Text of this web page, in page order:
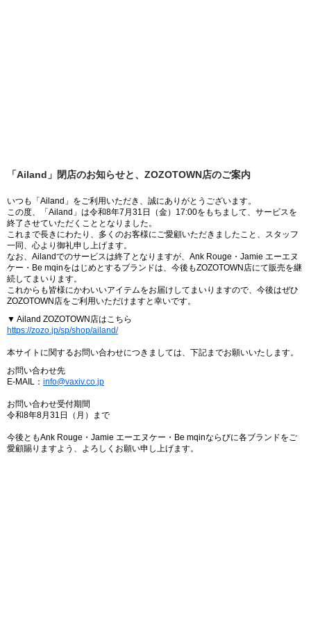
「Ailand」閉店のお知らせと、ZOZOTOWN店のご案内
いつも「Ailand」をご利用いただき、誠にありがとうございます。
この度、「Ailand」は令和8年7月31日（金）17:00をもちまして、サービスを
終了させていただくこととなりました。
これまで長きにわたり、多くのお客様にご愛顧いただきましたこと、スタッフ
一同、心より御礼申し上げます。
なお、Ailandでのサービスは終了となりますが、Ank Rouge・Jamie エーエヌ
ケー・Be mqinをはじめとするブランドは、今後もZOZOTOWN店にて販売を継
続してまいります。
これからも皆様にかわいいアイテムをお届けしてまいりますので、今後はぜひ
ZOZOTOWN店をご利用いただけますと幸いです。
▼ Ailand ZOZOTOWN店はこちら
https://zozo.jp/sp/shop/ailand/
本サイトに関するお問い合わせにつきましては、下記までお願いいたします。
お問い合わせ先
E-MAIL： info@vaxiv.co.jp
お問い合わせ受付期間
令和8年8月31日（月）まで
今後ともAnk Rouge・Jamie エーエヌケー・Be mqinならびに各ブランドをご
愛顧賜りますよう、よろしくお願い申し上げます。